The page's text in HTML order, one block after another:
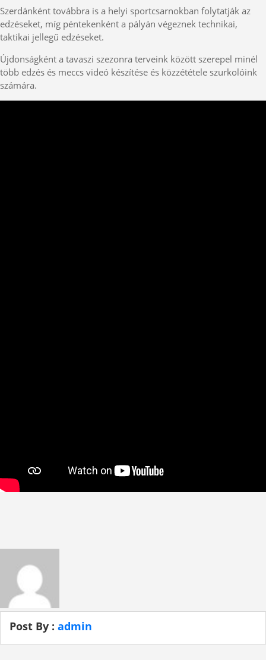
Szerdánként továbbra is a helyi sportcsarnokban folytatják az
edzéseket, míg péntekenként a pályán végeznek technikai,
taktikai jellegű edzéseket.
Újdonságként a tavaszi szezonra terveink között szerepel minél
több edzés és meccs videó készítése és közzététele szurkolóink
számára.
Post By : admin